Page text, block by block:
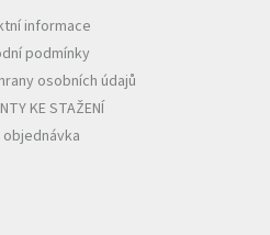
informace
podmínky
osobních údajů
KE STAŽENÍ
objednávka